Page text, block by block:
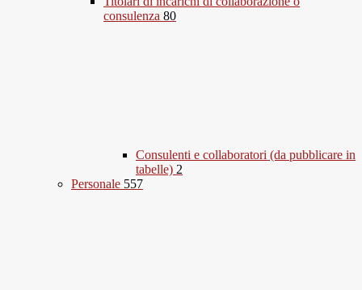
consulenza 80
Consulenti e collaboratori (da pubblicare in
tabelle) 2
Personale 557